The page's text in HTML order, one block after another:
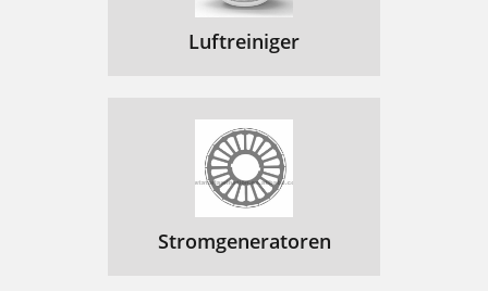
Luftreiniger
Stromgeneratoren